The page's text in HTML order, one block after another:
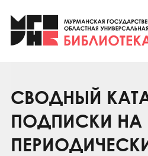
Клуб «Гиря и
Клуб «Семейный
Коллегам
Контакты
СВОДНЫЙ
ПОДПИСКИ НА